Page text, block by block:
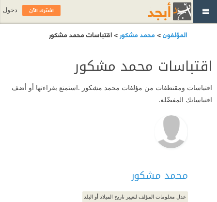
المؤلفون> محمد مشكور > اقتباسات محمد مشكور
اقتباسات محمد مشكور
اقتباسات ومقتطفات من مؤلفات محمد مشكور .استمتع بقراءتها أو أضف
اقتباساتك المفضّلة.
محمد مشكور
عدل معلومات المؤلف لتغيير تاريخ الميلاد أو البلد
اشترك الآن دخول